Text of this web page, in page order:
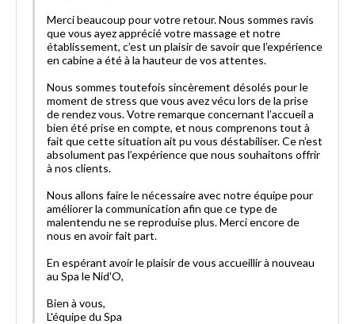
Merci beaucoup pour votre retour. Nous sommes ravis
que vous ayez apprécié votre massage et notre
établissement, c’est un plaisir de savoir que l’expérience
en cabine a été à la hauteur de vos attentes.
Nous sommes toutefois sincèrement désolés pour le
moment de stress que vous avez vécu lors de la prise
de rendez vous. Votre remarque concernant l’accueil a
bien été prise en compte, et nous comprenons tout à
fait que cette situation ait pu vous déstabiliser. Ce n’est
absolument pas l’expérience que nous souhaitons offrir
à nos clients.
Nous allons faire le nécessaire avec notre équipe pour
améliorer la communication afin que ce type de
malentendu ne se reproduise plus. Merci encore de
nous en avoir fait part.
En espérant avoir le plaisir de vous accueillir à nouveau
au Spa le Nid'O,
Bien à vous,
L'équipe du Spa